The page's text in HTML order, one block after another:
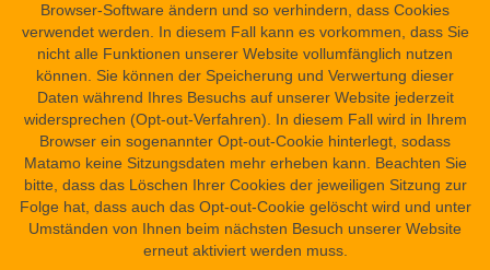
Western Asia and Europe » Rome
Date
Era and Dynasty Dates » Pharaonic Period » Late Period » 30th
Dynasty
Text type
recitation(s) » incantation(s)
Browser-Software ändern und so verhindern, dass Cookies
verwendet werden. In diesem Fall kann es vorkommen, dass Sie
nicht alle Funktionen unserer Website vollumfänglich nutzen
können. Sie können der Speicherung und Verwertung dieser
Daten während Ihres Besuchs auf unserer Website jederzeit
widersprechen (Opt-out-Verfahren). In diesem Fall wird in Ihrem
Browser ein sogenannter Opt-out-Cookie hinterlegt, sodass
Matamo keine Sitzungsdaten mehr erheben kann. Beachten Sie
bitte, dass das Löschen Ihrer Cookies der jeweiligen Sitzung zur
Folge hat, dass auch das Opt-out-Cookie gelöscht wird und unter
Umständen von Ihnen beim nächsten Besuch unserer Website
erneut aktiviert werden muss.
funded by